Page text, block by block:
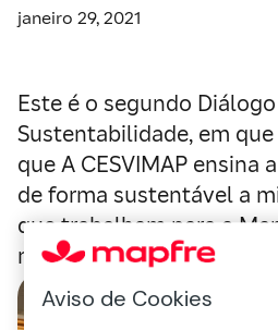
janeiro 29, 2021
Este é o segundo
Sustentabilidade, em
que A CESVIMAP ensina
de forma sustentável a
que trabalham para a
mundo.
Aviso de Cookies